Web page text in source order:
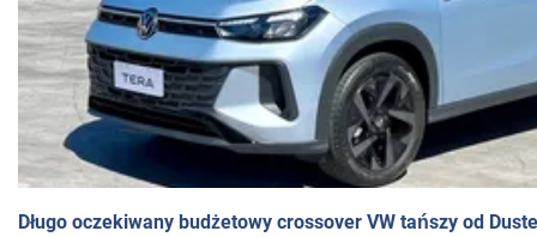
Długo oczekiwany budżetowy crossover VW tańszy od